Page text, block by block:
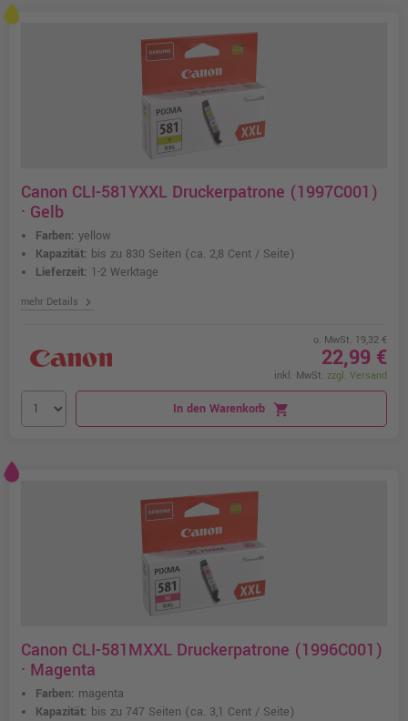
Canon CLI-581YXXL Druckerpatrone (1997C001)
· Gelb
Farben: yellow
Kapazität: bis zu 830 Seiten (ca. 2,8 Cent / Seite)
Lieferzeit: 1-2 Werktage
mehr Details chevron_right
o. MwSt. 19,32 €
22,99 €
inkl. MwSt. zzgl. Versand
In den Warenkorb shopping_cart
Canon CLI-581MXXL Druckerpatrone (1996C001)
· Magenta
Farben: magenta
Kapazität: bis zu 747 Seiten (ca. 3,1 Cent / Seite)